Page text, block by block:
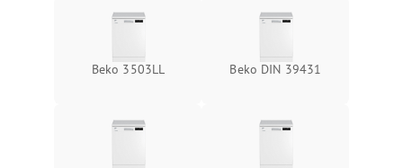
Beko 3503LL Beko DIN 39431